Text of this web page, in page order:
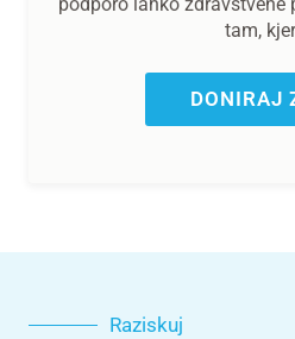
podporo lahko zdravstvene
tam,
DONIRAJ
Raziskuj